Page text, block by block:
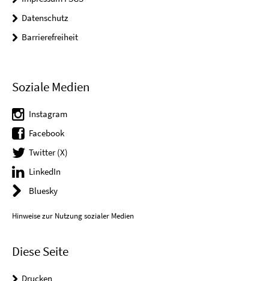
Datenschutz
Barrierefreiheit
Soziale Medien
Instagram
Facebook
Twitter (X)
LinkedIn
Bluesky
Hinweise zur Nutzung sozialer Medien
Diese Seite
Drucken